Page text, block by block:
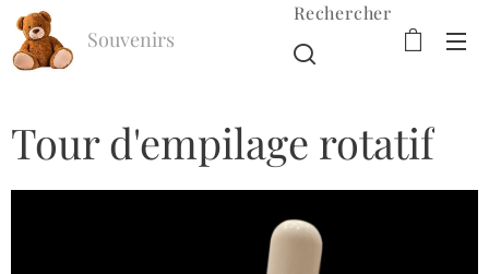
Souvenirs
Rechercher
Tour d'empilage rotatif